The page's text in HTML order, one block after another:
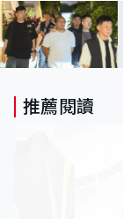
推薦閱讀